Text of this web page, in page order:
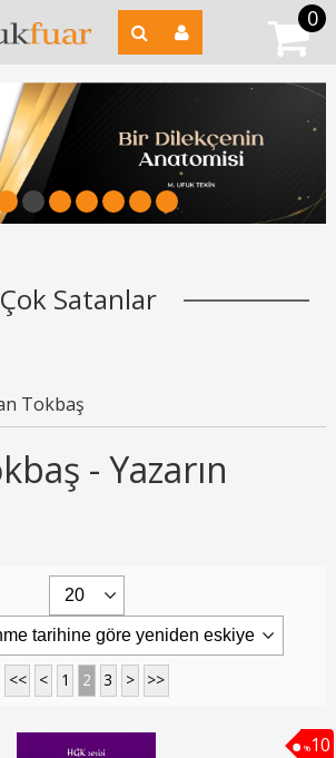
0
1 2 3 4 5 6 7
Çok Satanlar
Tokbaş
- Yazarın
<< < 1 2 3 > >>
%10